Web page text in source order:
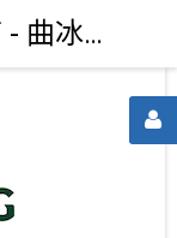
嘉隆RV露營用品專賣店 - 曲冰虹谷有機農場 (蜜的人生第一露)